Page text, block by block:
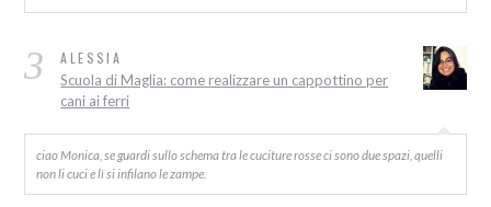
3 ALESSIA
Scuola di Maglia: come realizzare un cappottino per
cani ai ferri
ciao Monica, se guardi sullo schema tra le cuciture rosse ci sono due spazi, quelli
non li cuci e lì si infilano le zampe.